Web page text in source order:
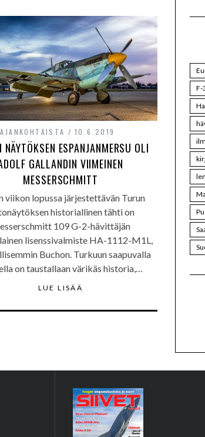
AJANKOHTAISTA 10.6.2019
NÄYTÖKSEN ESPANJANMERSU OLI
GALLANDIN VIIMEINEN
MESSERSCHMITT
viikon lopussa järjestettävän Turun
historiallinen tähti on
109 G-2-hävittäjän
lisenssivalmiste HA-1112-M1L,
Buchon. Turkuun saapuvalla
on taustallaan värikäs historia,…
LUE LISÄÄ
F-